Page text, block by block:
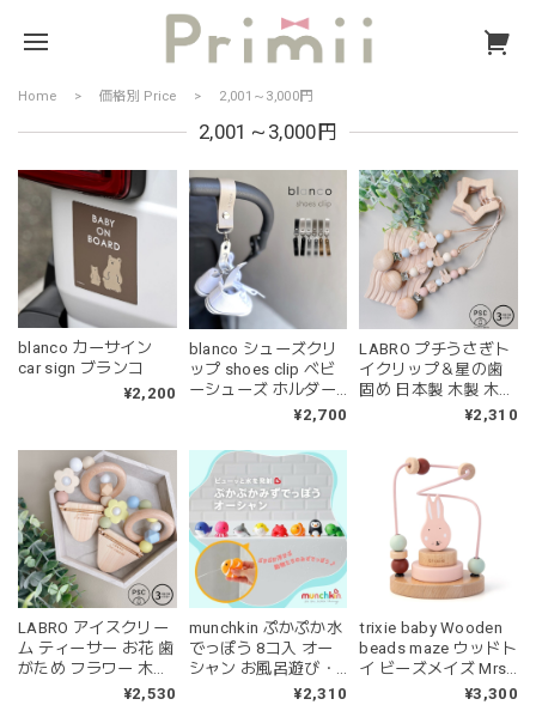
Home 価格別 Price 2,001～3,000円
2,001～3,000円
blanco カーサイン
car sign ブランコ
¥2,200
blanco シューズクリ
ップ shoes clip ベビ
ーシューズ ホルダー
¥2,700
LABRO プチうさぎト
イクリップ＆星の歯
固め 日本製 木製 木の
おもちゃ ファースト
¥2,310
LABRO アイスクリー
ム ティーサー お花 歯
がため フラワー 木製
木のおもちゃ ファー
¥2,530
munchkin ぷかぷか水
でっぽう 8コ入 オー
シャン お風呂遊び・
水遊びおもちゃ マン
¥2,310
trixie baby Wooden
beads maze ウッドト
イ ビーズメイズ Mrs.
Rabbit うさぎ 木のお
¥3,300